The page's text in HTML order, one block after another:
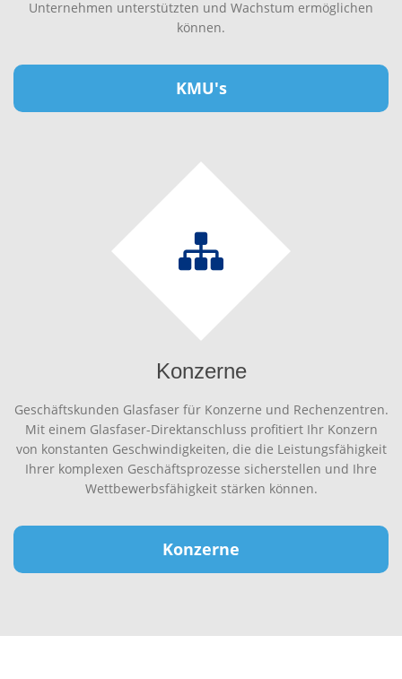
Unternehmen unterstützten und Wachstum ermöglichen
können.
KMU's
Konzerne
Geschäftskunden Glasfaser für Konzerne und Rechenzentren.
Mit einem Glasfaser-Direktanschluss profitiert Ihr Konzern
von konstanten Geschwindigkeiten, die die Leistungsfähigkeit
Ihrer komplexen Geschäftsprozesse sicherstellen und Ihre
Wettbewerbsfähigkeit stärken können.
Konzerne